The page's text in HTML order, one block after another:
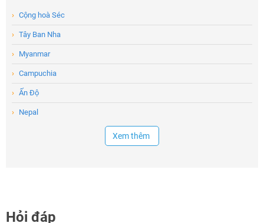
› Cộng hoà Séc
› Tây Ban Nha
› Myanmar
› Campuchia
› Ấn Độ
› Nepal
Xem thêm
Hỏi đáp